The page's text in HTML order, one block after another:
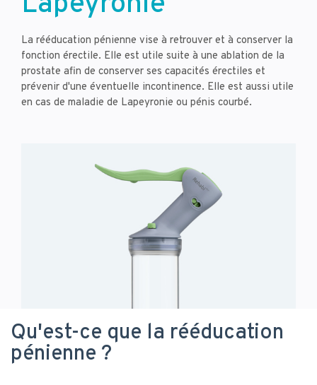
La rééducation pénienne vise à retrouver et à conserver la
fonction érectile. Elle est utile suite à une ablation de la
prostate afin de conserver ses capacités érectiles et
prévenir d'une éventuelle incontinence. Elle est aussi utile
en cas de maladie de Lapeyronie ou pénis courbé.
Qu'est-ce que la rééducation
pénienne ?